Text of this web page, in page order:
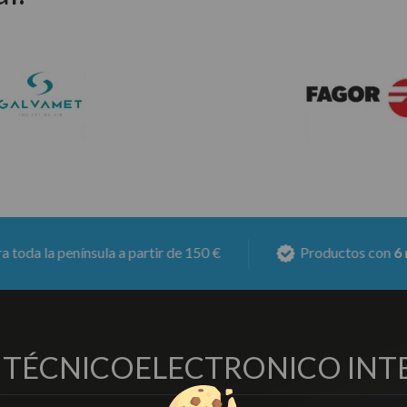
partir de 150 € Productos con 6 meses de
ELECTRONICO